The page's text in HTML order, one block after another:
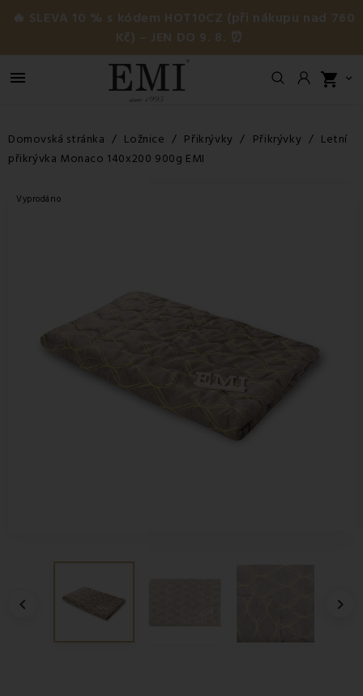
🔥 SLEVA 10 % s kódem HOT10CZ (při nákupu nad 760
Kč) – JEN DO 9. 8. ⏰
 shopping_cart 
Domovská stránka Ložnice Přikrývky Přikrývky
Letní
přikrývka Monaco 140x200 900g EMI
Vyprodáno
 